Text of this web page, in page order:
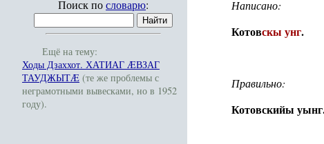
Поиск пословарю:
Ещё на тему:
Ходы Дзаххот. ХАТИАГ ÆВЗАГ
ТАУДЖЫТÆ (те же проблемы с
неграмотными вывесками, но в 1952
году).
Написано:
Котовскы унг.
Правильно:
Котовскийы